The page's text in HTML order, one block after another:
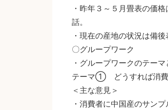
・昨年３～５月畳表の価
話。
・現在の産地の状況は備
〇グループワーク
・グループワークのテー
テーマ① どうすれば消費
＜主な意見＞
・消費者に中国産のサン